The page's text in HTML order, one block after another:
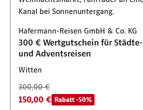
Hafermann-Reisen GmbH & Co. KG
300 € Wertgutschein für Städte-
und Adventsreisen
Witten
300,00 €
150,00 € Rabatt -50%